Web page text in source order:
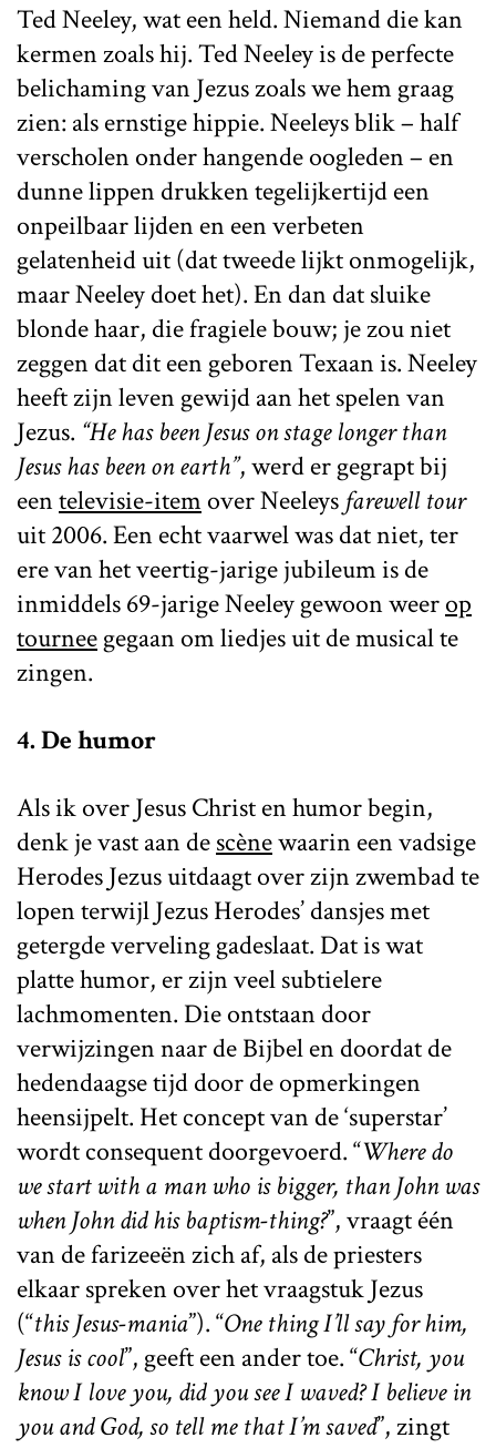
Ted Neeley, wat een held. Niemand die kan
kermen zoals hij. Ted Neeley is de perfecte
belichaming van Jezus zoals we hem graag
zien: als ernstige hippie. Neeleys blik – half
verscholen onder hangende oogleden – en
dunne lippen drukken tegelijkertijd een
onpeilbaar lijden en een verbeten
gelatenheid uit (dat tweede lijkt onmogelijk,
maar Neeley doet het). En dan dat sluike
blonde haar, die fragiele bouw; je zou niet
zeggen dat dit een geboren Texaan is. Neeley
heeft zijn leven gewijd aan het spelen van
Jezus. “He has been Jesus on stage longer than
Jesus has been on earth”, werd er gegrapt bij
eentelevisie-itemover Neeleys farewell tour
uit 2006. Een echt vaarwel was dat niet, ter
ere van het veertig-jarige jubileum is de
inmiddels 69-jarige Neeley gewoon weerop
tourneegegaan om liedjes uit de musical te
zingen.
4. De humor
Als ik over Jesus Christ en humor begin,
denk je vast aan descènewaarin een vadsige
Herodes Jezus uitdaagt over zijn zwembad te
lopen terwijl Jezus Herodes’ dansjes met
getergde verveling gadeslaat. Dat is wat
platte humor, er zijn veel subtielere
lachmomenten. Die ontstaan door
verwijzingen naar de Bijbel en doordat de
hedendaagse tijd door de opmerkingen
heensijpelt. Het concept van de ‘superstar’
wordt consequent doorgevoerd. “Where do
we start with a man who is bigger, than John was
when John did his baptism-thing?”, vraagt één
van de farizeeën zich af, als de priesters
elkaar spreken over het vraagstuk Jezus
(“this Jesus-mania”). “One thing I’ll say for him,
Jesus is cool”, geeft een ander toe. “Christ, you
know I love you, did you see I waved? I believe in
you and God, so tell me that I’m saved”, zingt